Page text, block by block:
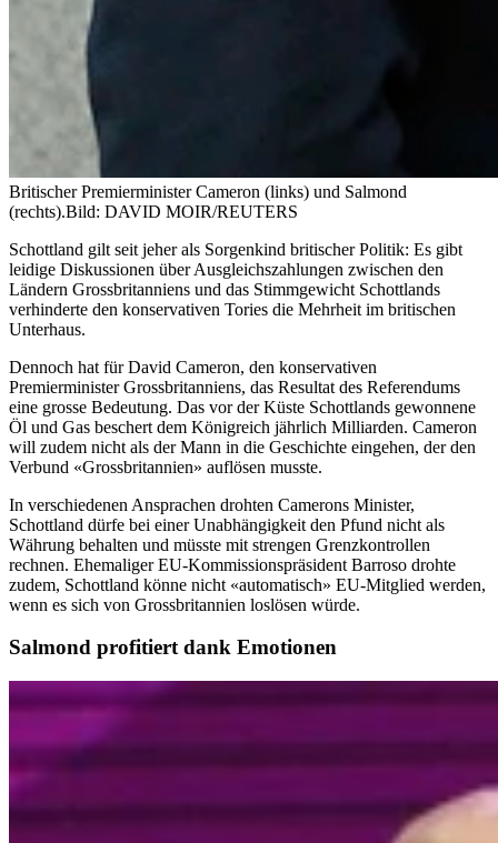
Britischer Premierminister Cameron (links) und Salmond
(rechts).Bild: DAVID MOIR/REUTERS
Schottland gilt seit jeher als Sorgenkind britischer Politik: Es gibt
leidige Diskussionen über Ausgleichszahlungen zwischen den
Ländern Grossbritanniens und das Stimmgewicht Schottlands
verhinderte den konservativen Tories die Mehrheit im britischen
Unterhaus.
Dennoch hat für David Cameron, den konservativen
Premierminister Grossbritanniens, das Resultat des Referendums
eine grosse Bedeutung. Das vor der Küste Schottlands gewonnene
Öl und Gas beschert dem Königreich jährlich Milliarden. Cameron
will zudem nicht als der Mann in die Geschichte eingehen, der den
Verbund «Grossbritannien» auflösen musste.
In verschiedenen Ansprachen drohten Camerons Minister,
Schottland dürfe bei einer Unabhängigkeit den Pfund nicht als
Währung behalten und müsste mit strengen Grenzkontrollen
rechnen. Ehemaliger EU-Kommissionspräsident Barroso drohte
zudem, Schottland könne nicht «automatisch» EU-Mitglied werden,
wenn es sich von Grossbritannien loslösen würde.
Salmond profitiert dank Emotionen